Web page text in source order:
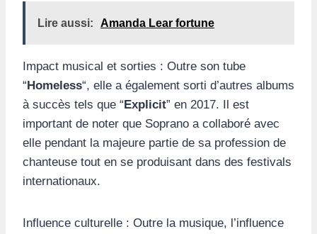
Lire aussi: Amanda Lear fortune
Impact musical et sorties : Outre son tube
“Homeless“, elle a également sorti d’autres albums
à succès tels que “Explicit” en 2017. Il est
important de noter que Soprano a collaboré avec
elle pendant la majeure partie de sa profession de
chanteuse tout en se produisant dans des festivals
internationaux.
Influence culturelle : Outre la musique, l’influence